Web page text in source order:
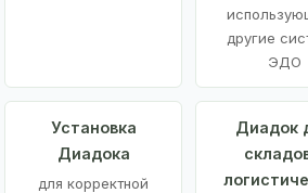
другие
ЭДО
Установка
Диадока
для корректной
Диадок